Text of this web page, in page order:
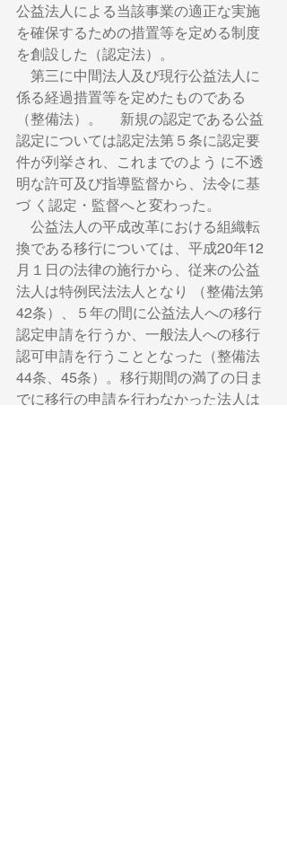
公益法人による当該事業の適正な実施
を確保するための措置等を定める制度
を創設した（認定法）。
第三に中間法人及び現行公益法人に
係る経過措置等を定めたものである
（整備法）。 　新規の認定である公益
認定については認定法第５条に認定要
件が列挙され、これまでのよう に不透
明な許可及び指導監督から、法令に基
づ く認定・監督へと変わった。
公益法人の平成改革における組織転
換である移行については、平成20年12
月１日の法律の施行から、従来の公益
法人は特例民法法人となり （整備法第
42条）、５年の間に公益法人への移行
認定申請を行うか、一般法人への移行
認可申請を行うこととなった（整備法
44条、45条）。移行期間の満了の日ま
でに移行の申請を行わなかった法人は